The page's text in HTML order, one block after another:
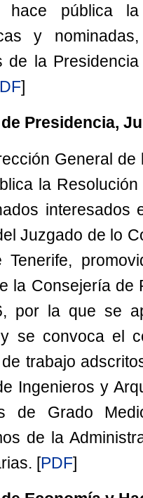
pública la
y
de la
]
Presidencia,
General de
la
interesados
Juzgado de lo
Tenerife,
la Consejería de
por la que se
se convoca el
trabajo
Ingenieros y
de Grado
de la
[PDF]